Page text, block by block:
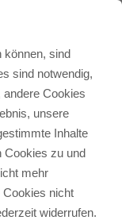
können, sind
sind notwendig,
andere Cookies
unsere
Inhalte
Cookies zu und
mehr
Cookies nicht
widerrufen.